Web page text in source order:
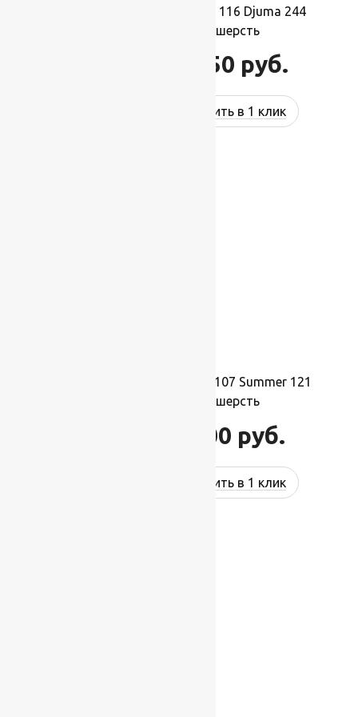
Ковер шерстяной Прямой 116 Djuma 244
2,50×3,50 м, 100% шерсть
96 250 руб.
Купить в 1 клик
Ковер шерстяной Прямой 107 Summer 121
2,00×3,50 м, 100% шерсть
77 000 руб.
Купить в 1 клик